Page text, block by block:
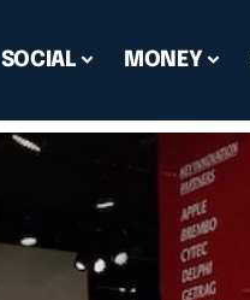
SOCIAL MONEY